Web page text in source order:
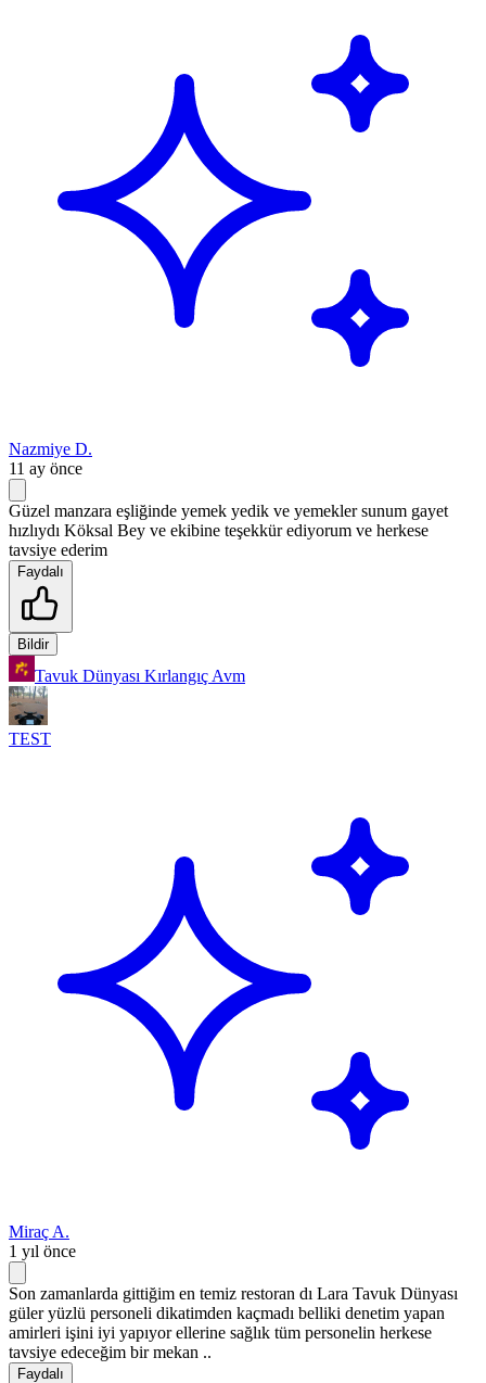
Nazmiye D.
11 ay önce
Güzel manzara eşliğinde yemek yedik ve yemekler sunum gayet
hızlıydı Köksal Bey ve ekibine teşekkür ediyorum ve herkese
tavsiye ederim
Faydalı
Bildir
Tavuk Dünyası Kırlangıç Avm
TEST
Miraç A.
1 yıl önce
Son zamanlarda gittiğim en temiz restoran dı Lara Tavuk Dünyası
güler yüzlü personeli dikatimden kaçmadı belliki denetim yapan
amirleri işini iyi yapıyor ellerine sağlık tüm personelin herkese
tavsiye edeceğim bir mekan ..
Faydalı